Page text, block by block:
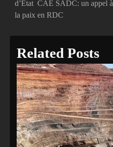
de
d’État CAE SADC: un appel à
la paix en RDC
Related Posts